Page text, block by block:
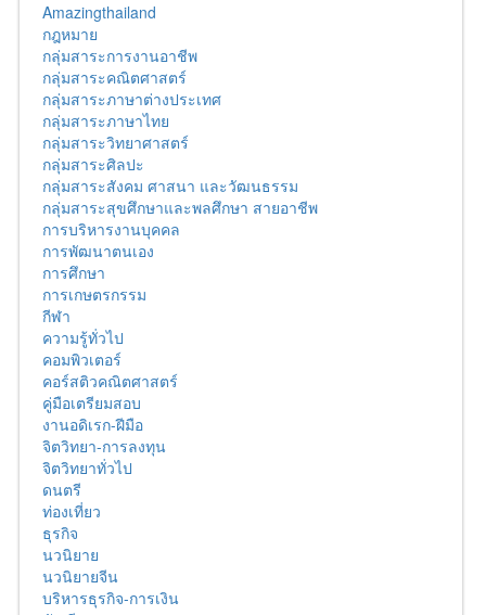
Amazingthailand
กฎหมาย
กลุ่มสาระการงานอาชีพ
กลุ่มสาระคณิตศาสตร์
กลุ่มสาระภาษาต่างประเทศ
กลุ่มสาระภาษาไทย
กลุ่มสาระวิทยาศาสตร์
กลุ่มสาระศิลปะ
กลุ่มสาระสังคม ศาสนา และวัฒนธรรม
กลุ่มสาระสุขศึกษาและพลศึกษา สายอาชีพ
การบริหารงานบุคคล
การพัฒนาตนเอง
การศึกษา
การเกษตรกรรม
กีฬา
ความรู้ทั่วไป
คอมพิวเตอร์
คอร์สติวคณิตศาสตร์
คู่มือเตรียมสอบ
งานอดิเรก-ฝีมือ
จิตวิทยา-การลงทุน
จิตวิทยาทั่วไป
ดนตรี
ท่องเที่ยว
ธุรกิจ
นวนิยาย
นวนิยายจีน
บริหารธุรกิจ-การเงิน